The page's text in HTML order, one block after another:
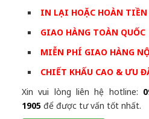
IN LẠI HOẶC HOÀN TIỀN
GIAO HÀNG TOÀN QUỐC
MIỄN PHÍ GIAO HÀNG
CHIẾT KHẤU CAO & ƯU
Xin vui lòng liên hệ hotline:
1905 để được tư vấn tốt nhất.